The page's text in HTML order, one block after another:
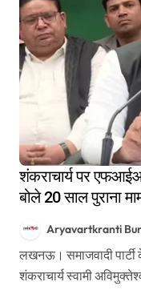
शंकराचार्य पर
बोले 20 साल पुराना
Aryavartkranti
लखनऊ। समाजवादी पार्टी के अध्यक्ष अखिलेश यादव ने ज्योतिर्मठ के
शंकराचार्य स्वामी